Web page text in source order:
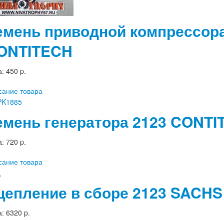
приводной
450 p.
товара
генератора 2123
720 p.
товара
в сборе 2123 SACHS
6320 p.